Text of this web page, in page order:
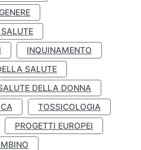
INQUINAMENTO
SALUTE
DELLA DONNA
TOSSICOLOGIA
PROGETTI EUROPEI